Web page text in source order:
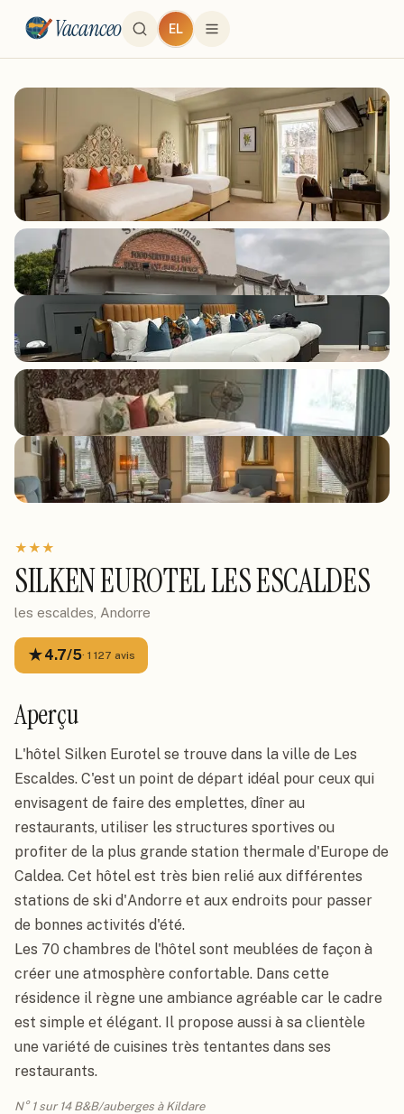
Vacanceo EL
★★★
SILKEN EUROTEL LES ESCALDES
les escaldes, Andorre
★4.7/5· 1 127 avis
Aperçu
L'hôtel Silken Eurotel se trouve dans la ville de Les
Escaldes. C'est un point de départ idéal pour ceux qui
envisagent de faire des emplettes, dîner au
restaurants, utiliser les structures sportives ou
profiter de la plus grande station thermale d'Europe de
Caldea. Cet hôtel est très bien relié aux différentes
stations de ski d'Andorre et aux endroits pour passer
de bonnes activités d'été.
Les 70 chambres de l'hôtel sont meublées de façon à
créer une atmosphère confortable. Dans cette
résidence il règne une ambiance agréable car le cadre
est simple et élégant. Il propose aussi à sa clientèle
une variété de cuisines très tentantes dans ses
restaurants.
N° 1 sur 14 B&B/auberges à Kildare